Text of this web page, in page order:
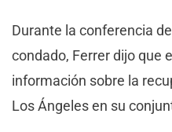
Durante la conferencia
condado, Ferrer dijo que
información sobre la
Los Ángeles en su